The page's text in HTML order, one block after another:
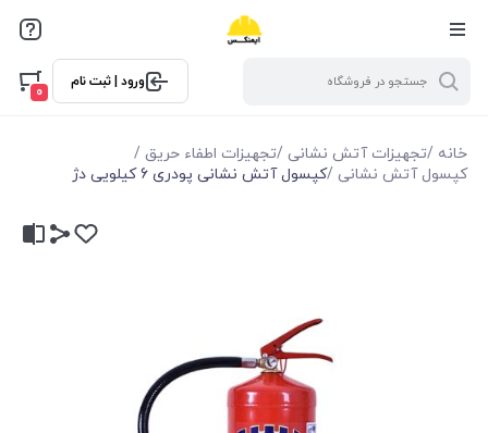
ورود | ثبت نام
0
خانه /تجهیزات آتش نشانی /تجهیزات اطفاء حریق /
کپسول آتش نشانی /کپسول آتش نشانی پودری 6 کیلویی دژ